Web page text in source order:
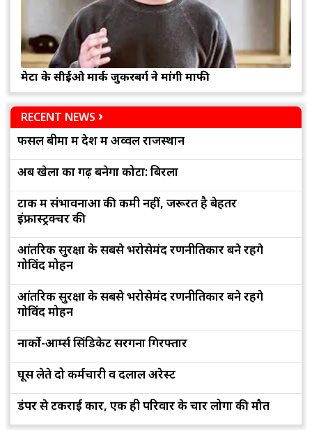
मेटा के सीईओ मार्क जुकरबर्ग ने मांगी माफी
RECENT NEWS
फसल बीमा में देश में अव्वल राजस्थान
अब खेलों का गढ़ बनेगा कोटा: बिरला
टोंक में संभावनाओं की कमी नहीं, जरूरत है बेहतर
इंफ्रास्ट्रक्चर की
आंतरिक सुरक्षा के सबसे भरोसेमंद रणनीतिकार बने रहेंगे
गोविंद मोहन
आंतरिक सुरक्षा के सबसे भरोसेमंद रणनीतिकार बने रहेंगे
गोविंद मोहन
नार्को-आर्म्स सिंडिकेट सरगना गिरफ्तार
घूस लेते दो कर्मचारी व दलाल अरेस्ट
डंपर से टकराई कार, एक ही परिवार के चार लोगों की मौत